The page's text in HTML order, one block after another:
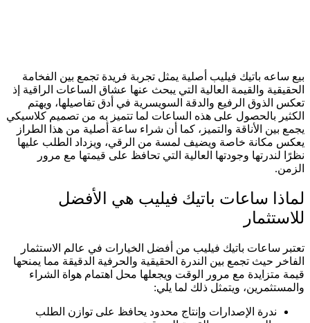
بيع ساعه باتيك فيليب أصلية يمثل تجربة فريدة تجمع بين الفخامة
الحقيقية والقيمة العالية التي يبحث عنها عشاق الساعات الراقية إذ
تعكس الذوق الرفيع والدقة السويسرية في أدق تفاصيلها، ويهتم
الكثير بالحصول على هذه الساعات لما تتميز به من تصميم كلاسيكي
يجمع بين الأناقة والتميز، كما أن شراء ساعة أصلية من هذا الطراز
يعكس مكانة خاصة ويضيف لمسة من الرقي، ويزداد الطلب عليها
نظرًا لندرتها وجودتها العالية التي تحافظ على قيمتها مع مرور
الزمن.
لماذا ساعات باتيك فيليب هي الأفضل
للاستثمار
تعتبر ساعات باتيك فيليب من أفضل الخيارات في عالم الاستثمار
الفاخر حيث تجمع بين الندرة الحقيقية والحرفية الدقيقة مما يمنحها
قيمة متزايدة مع مرور الوقت ويجعلها محل اهتمام هواة الشراء
والمستثمرين، ويتمثل ذلك لما يلي:
ندرة الإصدارات وإنتاج محدود يحافظ على توازن الطلب